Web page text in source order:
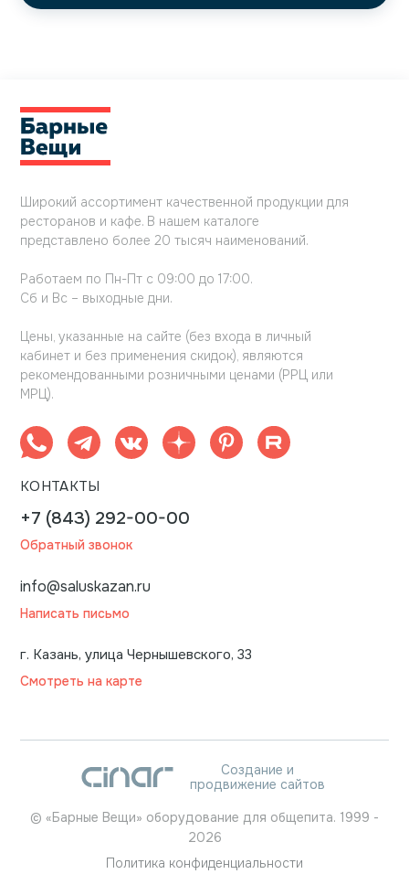
Широкий ассортимент качественной продукции для
ресторанов и кафе. В нашем каталоге
представлено более 20 тысяч наименований.
Работаем по Пн-Пт с 09:00 до 17:00.
Сб и Вс – выходные дни.
Цены, указанные на сайте (без входа в личный
кабинет и без применения скидок), являются
рекомендованными розничными ценами (РРЦ или
МРЦ).
КОНТАКТЫ
+7 (843) 292-00-00
Обратный звонок
info@saluskazan.ru
Написать письмо
г. Казань, улица Чернышевского, 33
Смотреть на карте
Создание и
продвижение сайтов
© «Барные Вещи» оборудование для общепита. 1999 -
2026
Политика конфиденциальности